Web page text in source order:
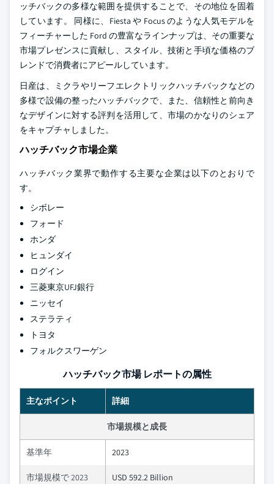
ッチバックの多様な範囲を提供することで、その地位を固着
しています。 同様に、Fiesta や Focus のような人気モデルを
フィーチャーした Ford の豊富なラインナップは、その重要な
市場プレゼンスに貢献し、スタイル、技術と手頃な価格のブ
レンドで消費者にアピールしています。
日産は、ミクラやリーフエレクトリックハッチバックなどの
多様で設備の整ったハッチバックで、また、信頼性と前向き
なデザインに対する評判を活用して、市場のかなりのシェア
をキャプチャしました。
ハッチバック市場企業
ハッチバック業界で動作する主要な企業は以下のとおりで
す。
シボレー
フォード
ホンダ
ヒュンダイ
ログイン
三菱東京UFJ銀行
ニッセイ
ステラティ
トヨタ
フォルクスワーゲン
ハッチバック市場 レポートの属性
主なポイント 詳細
市場規模と成長
基準年 2023
市場規模で 2023 USD 592.2 Billion